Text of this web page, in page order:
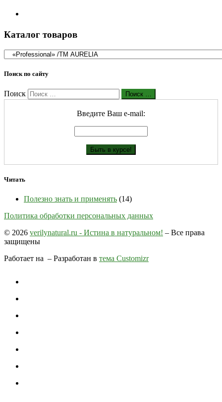
Каталог товаров
Поиск по сайту
Поиск Поиск …
Введите Ваш е-mail:
Читать
Полезно знать и применять (14)
Политика обработки персональных данных
© 2026 verilynatural.ru - Истина в натуральном! – Все права
защищены
Работает на – Разработан в тема Customizr